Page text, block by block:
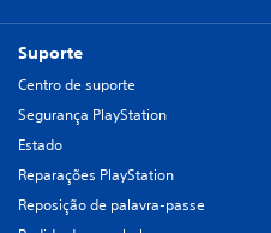
Suporte
Centro de suporte
Segurança PlayStation
Estado
Reparações PlayStation
Reposição de palavra-passe